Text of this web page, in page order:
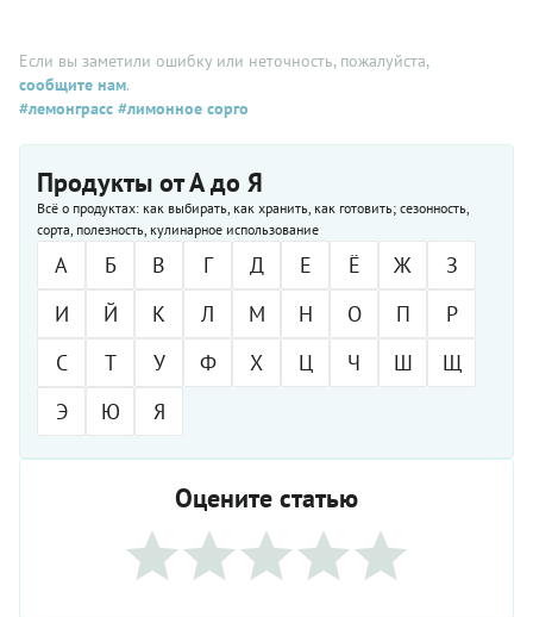
Если вы заметили ошибку или неточность, пожалуйста,
сообщите нам.
#лемонграсс #лимонное сорго
Продукты от А до Я
Всё о продуктах: как выбирать, как хранить, как готовить; сезонность,
сорта, полезность, кулинарное использование
А Б В Г Д Е Ё Ж
З
И
Й К Л М Н О П
Р
С
Т У Ф Х Ц Ч Ш
Щ
Э
Ю Я
Оцените статью